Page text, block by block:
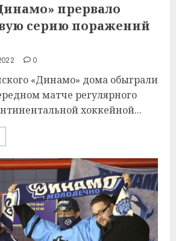
прервало
серию поражений
0
«Динамо» дома обыграли
матче регулярного
хоккейной...